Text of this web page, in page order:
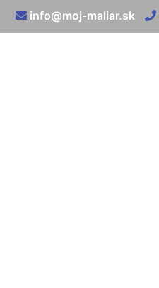
info@moj-maliar.sk